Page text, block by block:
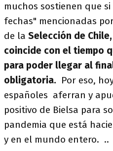
muchos sostienen que
fechas" mencionadas
de la Selección de Chile,
coincide con el tiempo
para poder llegar al
obligatoria. Por eso,
españoles aferran y
positivo de Bielsa para
pandemia que está
y en el mundo entero. ..